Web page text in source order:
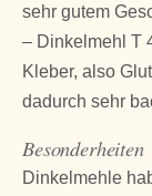
sehr gutem
– Dinkelmehl T
Kleber, also
dadurch sehr
Besonderheiten
Dinkelmehle